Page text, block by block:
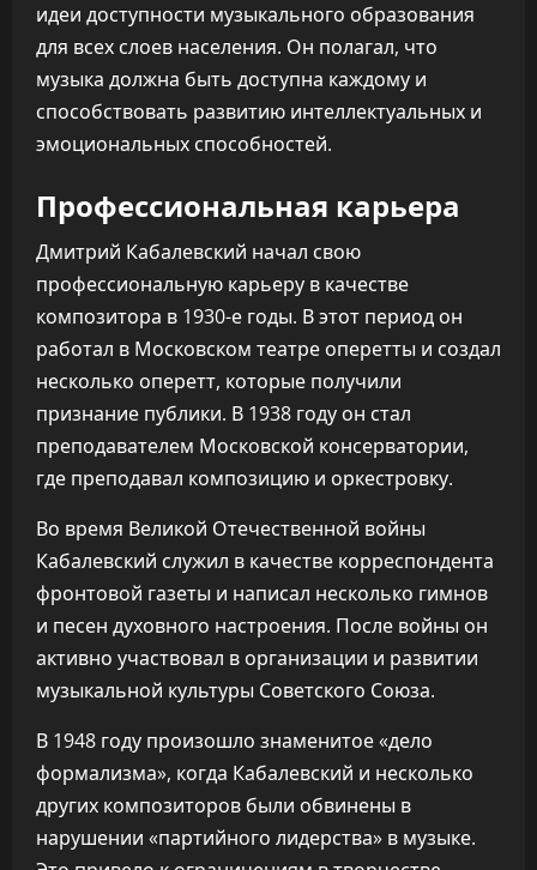
идеи доступности музыкального образования
для всех слоев населения. Он полагал, что
музыка должна быть доступна каждому и
способствовать развитию интеллектуальных и
эмоциональных способностей.
Профессиональная карьера
Дмитрий Кабалевский начал свою
профессиональную карьеру в качестве
композитора в 1930-е годы. В этот период он
работал в Московском театре оперетты и создал
несколько оперетт, которые получили
признание публики. В 1938 году он стал
преподавателем Московской консерватории,
где преподавал композицию и оркестровку.
Во время Великой Отечественной войны
Кабалевский служил в качестве корреспондента
фронтовой газеты и написал несколько гимнов
и песен духовного настроения. После войны он
активно участвовал в организации и развитии
музыкальной культуры Советского Союза.
В 1948 году произошло знаменитое «дело
формализма», когда Кабалевский и несколько
других композиторов были обвинены в
нарушении «партийного лидерства» в музыке.